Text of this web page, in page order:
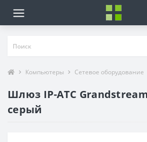
Компьютеры Сетевое оборудование
Шлюз IP-АТС Grandstream
серый